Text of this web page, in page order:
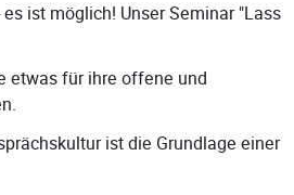
ist möglich! Unser Seminar "Lass
etwas für ihre offene und
ist die Grundlage einer